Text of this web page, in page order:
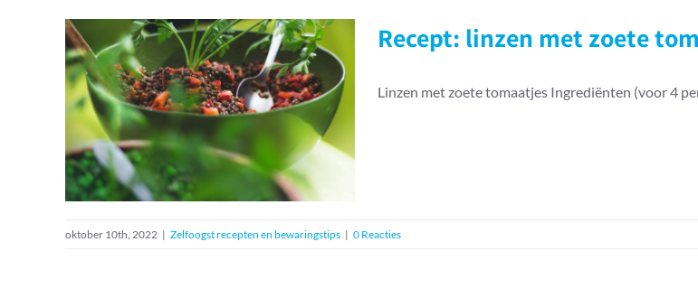
Recept: linzen met zoete
tomaatjes
Zelfoogst recepten en bewaringstips
Recept: linzen met zoete
Linzen met zoete tomaatjes Ingrediënten (voor 4
oktober 10th, 2022 | Zelfoogst recepten en bewaringstips | 0 Reacties